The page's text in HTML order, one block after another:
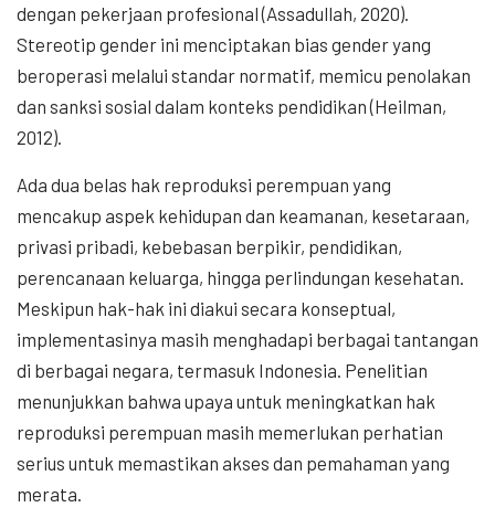
dengan pekerjaan profesional (Assadullah, 2020).
Stereotip gender ini menciptakan bias gender yang
beroperasi melalui standar normatif, memicu penolakan
dan sanksi sosial dalam konteks pendidikan (Heilman,
2012).
Ada dua belas hak reproduksi perempuan yang
mencakup aspek kehidupan dan keamanan, kesetaraan,
privasi pribadi, kebebasan berpikir, pendidikan,
perencanaan keluarga, hingga perlindungan kesehatan.
Meskipun hak-hak ini diakui secara konseptual,
implementasinya masih menghadapi berbagai tantangan
di berbagai negara, termasuk Indonesia. Penelitian
menunjukkan bahwa upaya untuk meningkatkan hak
reproduksi perempuan masih memerlukan perhatian
serius untuk memastikan akses dan pemahaman yang
merata.